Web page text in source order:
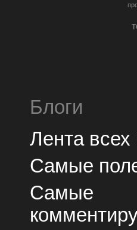
Блоги
Лента всех
Самые
Самые